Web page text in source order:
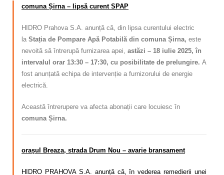
comuna Șirna – lipsă curent SPAP
HIDRO Prahova S.A. anunță că, din lipsa curentului electric
la Stația de Pompare Apă Potabilă din comuna Șirna, este
nevoită să întrerupă furnizarea apei, astăzi – 18 iulie 2025, în
intervalul orar 13:30 – 17:30, cu posibilitate de prelungire. A
fost anunțată echipa de intervenție a furnizorului de energie
electrică.
Această întrerupere va afecta abonații care locuiesc în
comuna Șirna.
orașul Breaza, strada Drum Nou – avarie bransament
HIDRO PRAHOVA S.A. anunță că, în vederea remedierii unei